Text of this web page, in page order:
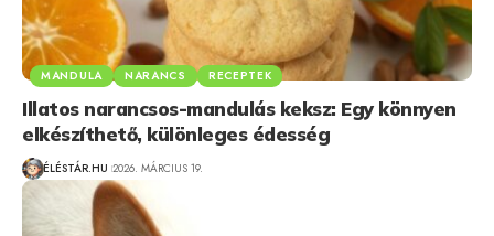
MANDULA NARANCS RECEPTEK
Illatos narancsos-mandulás keksz: Egy könnyen
elkészíthető, különleges édesség
ÉLÉSTÁR.HU 2026. MÁRCIUS 19.